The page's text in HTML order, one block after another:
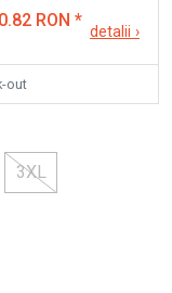
RON *
detalii ›
out
3XL